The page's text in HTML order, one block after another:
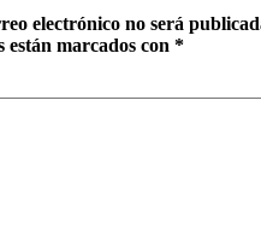
electrónico no será
están marcados con *